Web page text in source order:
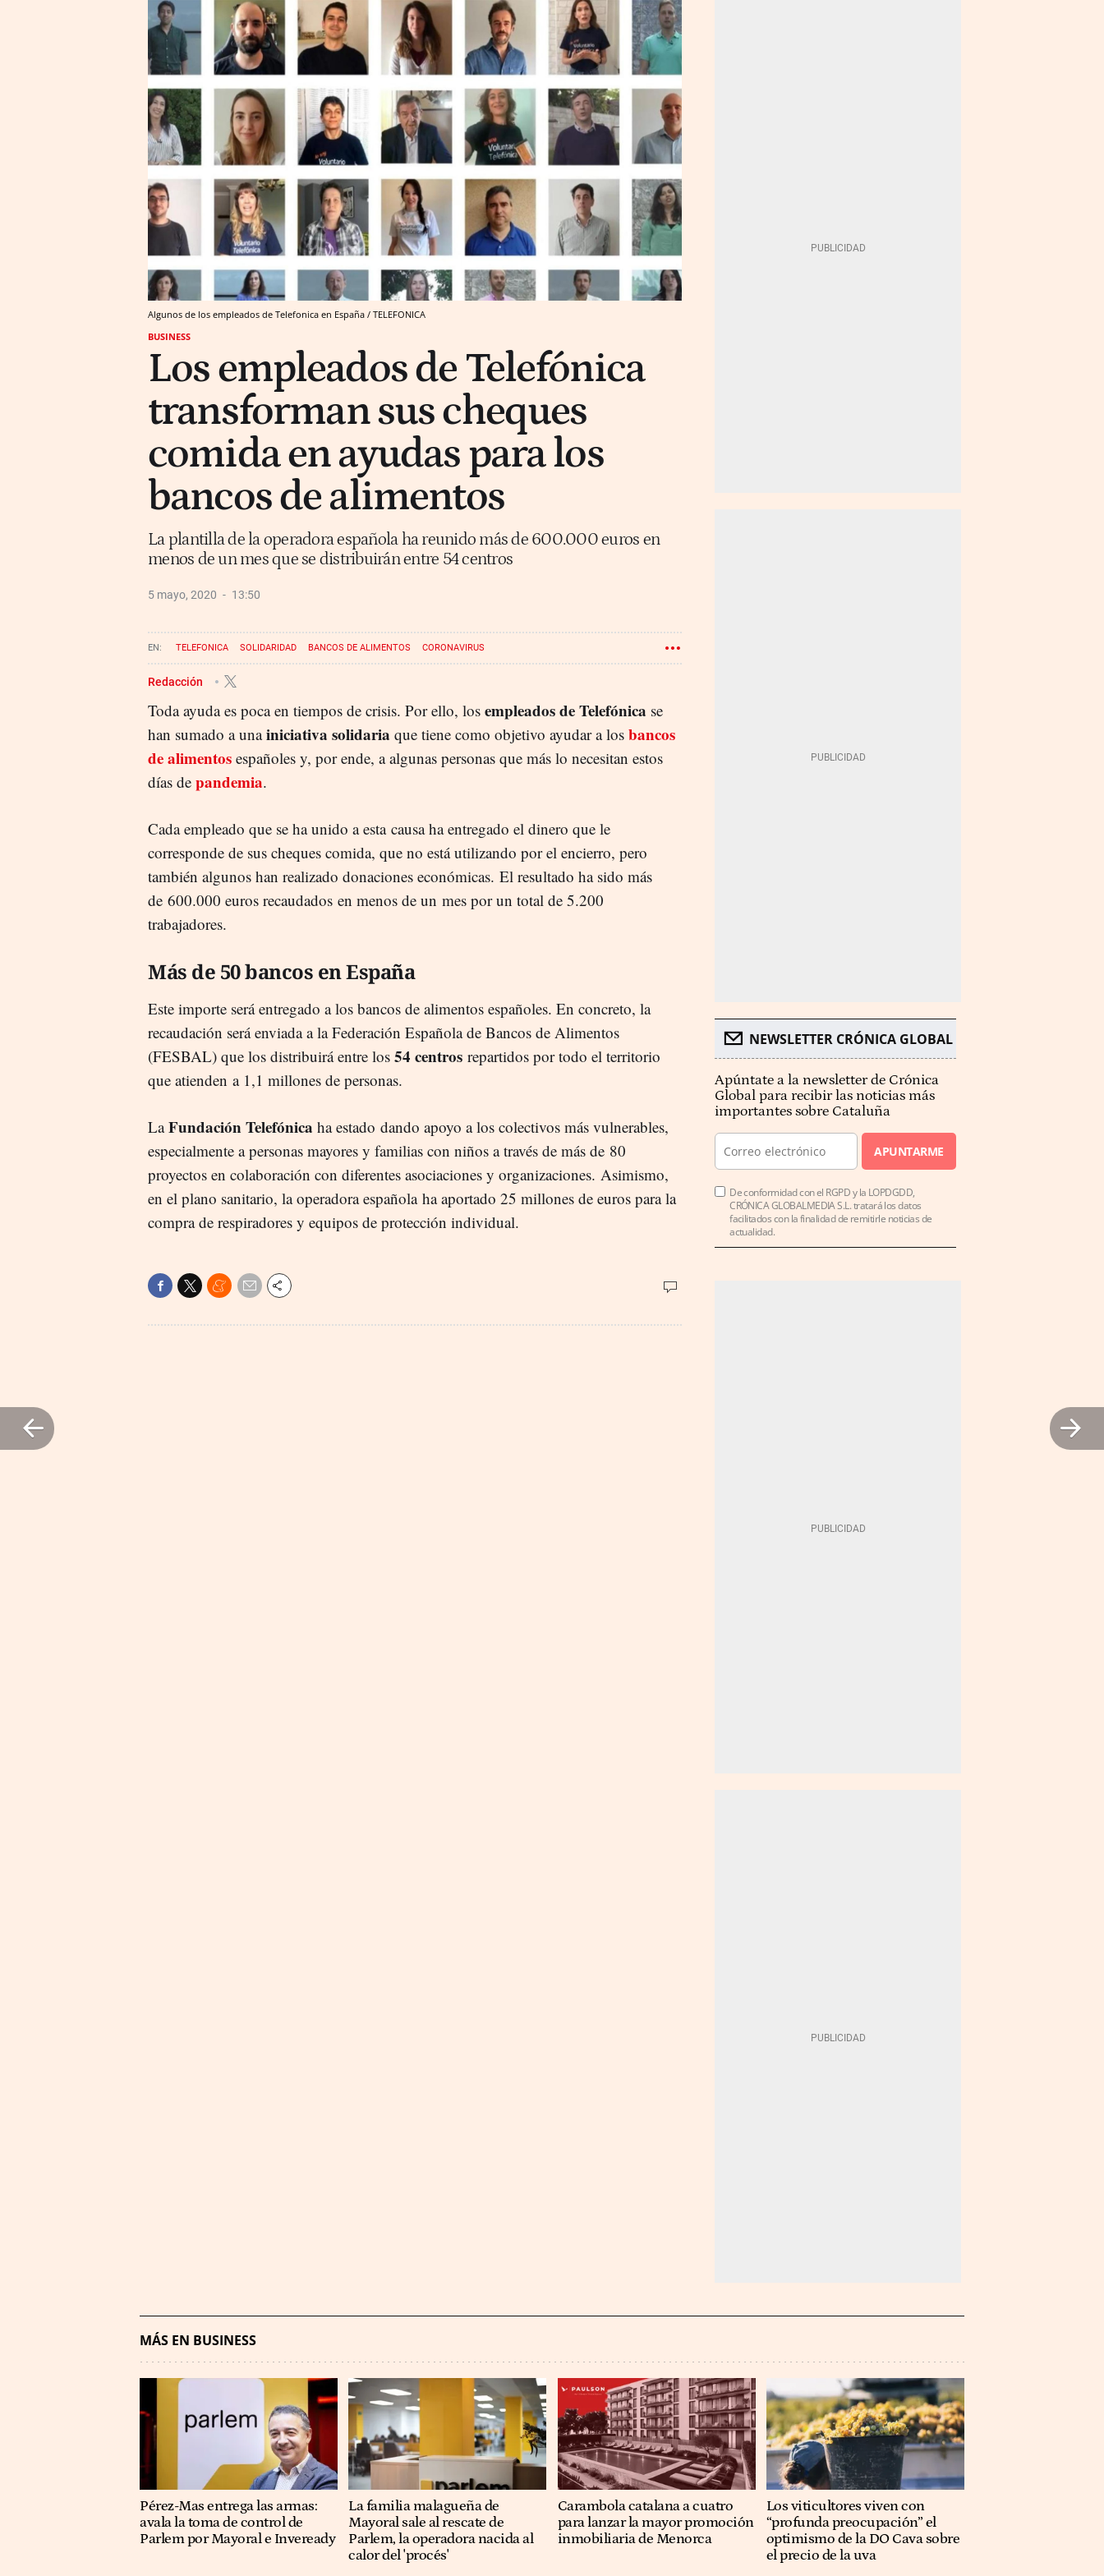
Algunos de los empleados de Telefonica en España / TELEFONICA
BUSINESS
Los empleados de Telefónica
transforman sus cheques
comida en ayudas para los
bancos de alimentos
La plantilla de la operadora española ha reunido más de 600.000 euros en
menos de un mes que se distribuirán entre 54 centros
5 mayo, 2020 13:50
TELEFONICA SOLIDARIDAD BANCOS DE ALIMENTOS CORONAVIRUS
Redacción
Toda ayuda es poca en tiempos de crisis. Por ello, los empleados de Telefónica se
han sumado a unainiciativa solidaria que tiene como objetivo ayudar a los bancos
de alimentos españoles y, por ende, a algunas personas que más lo necesitan estos
días de pandemia.
Cada empleado que se ha unido a esta causa ha entregado el dinero que le
corresponde de sus cheques comida, que no está utilizando por el encierro, pero
también algunos han realizado donaciones económicas. El resultado ha sido más
de 600.000 euros recaudados en menos de un mes por un total de 5.200
trabajadores.
Más de 50 bancos en España
Este importe será entregado a los bancos de alimentos españoles. En concreto, la
recaudación será enviada a la Federación Española de Bancos de Alimentos
(FESBAL) que los distribuirá entre los 54 centros repartidos por todo el territorio
que atienden a 1,1 millones de personas.
LaFundación Telefónica ha estado dando apoyo a los colectivos más vulnerables,
especialmente a personas mayores y familias con niños a través de más de 80
proyectos en colaboración con diferentes asociaciones y organizaciones. Asimismo,
en el plano sanitario, la operadora española ha aportado 25 millones de euros para la
compra de respiradores y equipos de protección individual.
NEWSLETTER CRÓNICA GLOBAL
Apúntate a la newsletter de Crónica
Global para recibir las noticias más
importantes sobre Cataluña
APUNTARME
De conformidad con el RGPD y la LOPDGDD,
CRÓNICA GLOBALMEDIA S.L. tratará los datos
facilitados con la finalidad de remitirle noticias de
actualidad.
MÁS EN BUSINESS
Pérez-Mas entrega las armas:
avala la toma de control de
Parlem por Mayoral e Inveready
La familia malagueña de
Mayoral sale al rescate de
Parlem, la operadora nacida al
calor del 'procés'
Carambola catalana a cuatro
para lanzar la mayor promoción
inmobiliaria de Menorca
Los viticultores viven con
“profunda preocupación” el
optimismo de la DO Cava sobre
el precio de la uva